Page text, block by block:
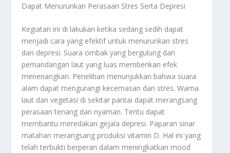
Dapat Menurunkan Perasaan Stres Serta Depresi
Kegiatan ini di lakukan ketika sedang sedih dapat
menjadi cara yang efektif untuk menurunkan stres
dan depresi. Suara ombak yang bergulung dan
pemandangan laut yang luas memberikan efek
menenangkan. Penelitian menunjukkan bahwa suara
alam dapat mengurangi kecemasan dan stres. Warna
laut dan vegetasi di sekitar pantai dapat merangsang
perasaan tenang dan nyaman. Tentu dapat
membantu meredakan gejala depresi. Paparan sinar
matahari merangsang produksi vitamin D. Hal ini yang
telah terbukti berperan dalam meningkatkan mood